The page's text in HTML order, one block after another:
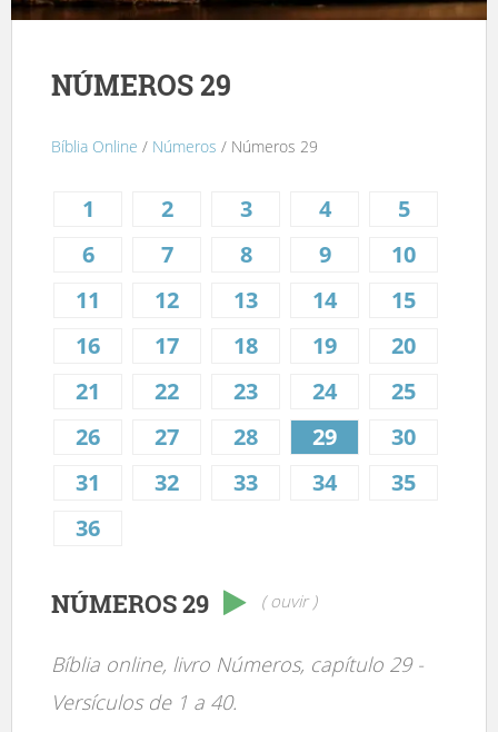
NÚMEROS 29
Bíblia Online / Números / Números 29
1 2 3 4
5
6
7 8 9
10
11
12 13 14
15
16
17 18 19
20
21
22 23 24
25
26
27 28 29
30
31
32 33 34
35
36
NÚMEROS 29 ( ouvir )
Bíblia online, livro Números, capítulo 29 -
Versículos de 1 a 40.